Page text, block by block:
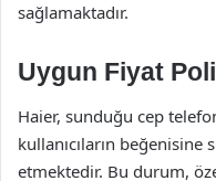
sağlamaktadır.
Uygun Fiyat
Haier, sunduğu cep
kullanıcıların
etmektedir. Bu durum,